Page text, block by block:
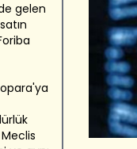
gelen